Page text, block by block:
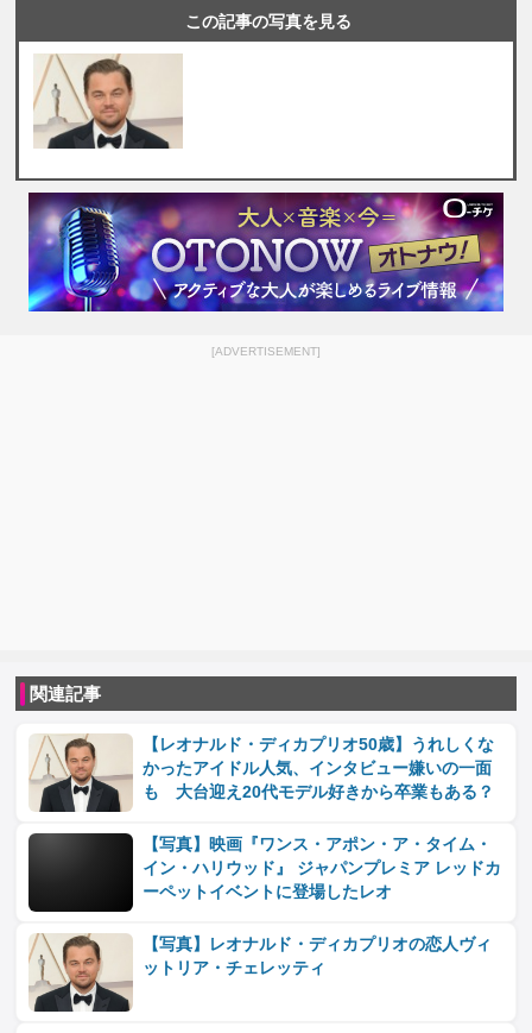
この記事の写真を見る
[ADVERTISEMENT]
関連記事
【レオナルド・ディカプリオ50歳】うれしくな
かったアイドル人気、インタビュー嫌いの一面
も 大台迎え20代モデル好きから卒業もある？
【写真】映画『ワンス・アポン・ア・タイム・
イン・ハリウッド』 ジャパンプレミア レッドカ
ーペットイベントに登場したレオ
【写真】レオナルド・ディカプリオの恋人ヴィ
ットリア・チェレッティ